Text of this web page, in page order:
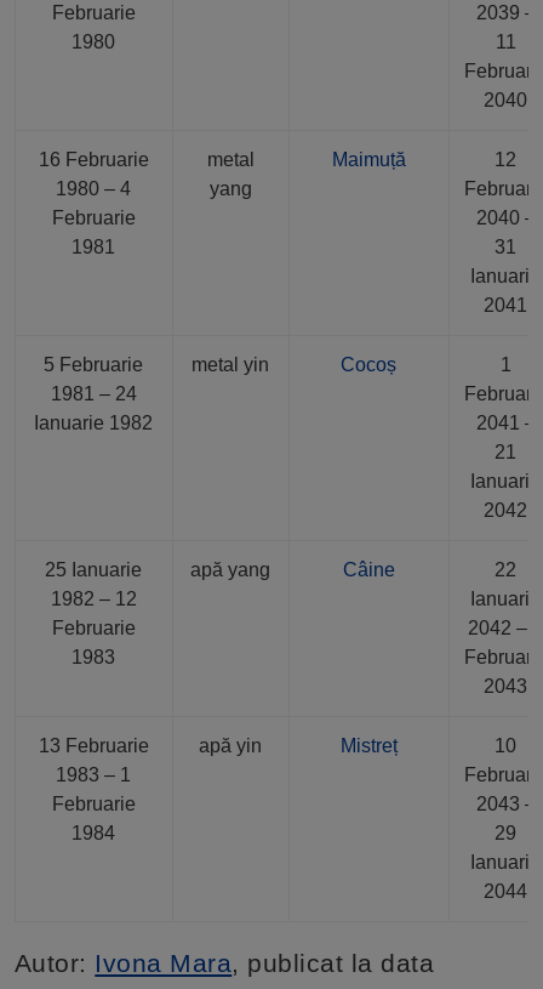
Februarie
1980
2039 –
11
2040
16 Februarie
1980 – 4
Februarie
1981
metal
yang
Maimuță
12
2040 –
31
Ianuarie
2041
5 Februarie
1981 – 24
Ianuarie 1982
metal yin Cocoș
1
2041 –
21
Ianuarie
2042
25 Ianuarie
1982 – 12
Februarie
1983
apă yang Câine
22
Ianuarie
2042 – 9
2043
13 Februarie
1983 – 1
Februarie
1984
apă yin Mistreț
10
2043 –
29
Ianuarie
2044
Autor: Ivona Mara, publicat la data